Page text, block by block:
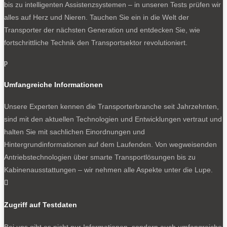
bis zu intelligenten Assistenzsystemen – in unseren Tests prüfen wir
alles auf Herz und Nieren. Tauchen Sie ein in die Welt der
Transporter der nächsten Generation und entdecken Sie, wie
fortschrittliche Technik den Transportsektor revolutioniert.
p
Umfangreiche Informationen
Unsere Experten kennen die Transporterbranche seit Jahrzehnten,
sind mit den aktuellen Technologien und Entwicklungen vertraut und
halten Sie mit sachlichen Einordnungen und
Hintergrundinformationen auf dem Laufenden. Von wegweisenden
Antriebstechnologien über smarte Transportlösungen bis zu
Kabinenausstattungen – wir nehmen alle Aspekte unter die Lupe.

Zugriff auf Testdaten